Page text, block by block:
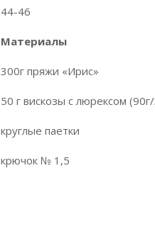
44-46
Материалы
300г пряжи «Ирис»
50 г вискозы с люрексом
круглые паетки
крючок № 1,5